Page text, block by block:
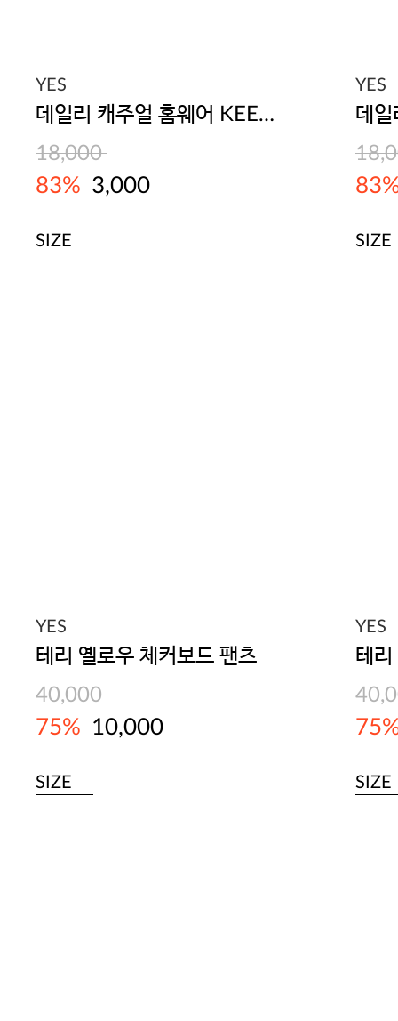
YES
데일리 캐주얼 홈웨어 KEEP 티셔츠_KEEP
18,000
83% 3,000
SIZE
YES
SIZE
YES
테리 옐로우 체커보드 팬츠
40,000
75% 10,000
SIZE
YES
테리
SIZE